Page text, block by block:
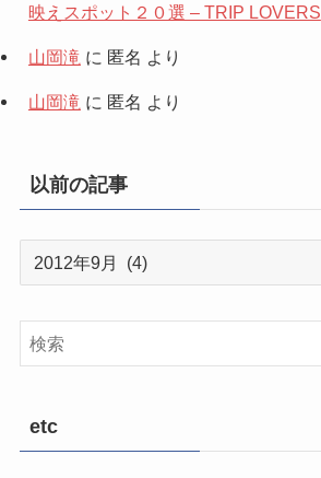
映えスポット２０選 – TRIP LOVERS
山岡滝 に 匿名 より
山岡滝 に 匿名 より
以前の記事
記
etc